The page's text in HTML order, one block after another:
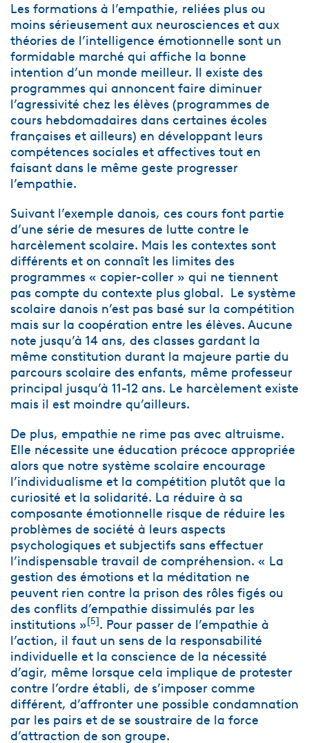
Les formations à l’empathie, reliées plus ou
moins sérieusement aux neurosciences et aux
théories de l’intelligence émotionnelle sont un
formidable marché qui affiche la bonne
intention d’un monde meilleur. Il existe des
programmes qui annoncent faire diminuer
l’agressivité chez les élèves (programmes de
cours hebdomadaires dans certaines écoles
françaises et ailleurs) en développant leurs
compétences sociales et affectives tout en
faisant dans le même geste progresser
l’empathie.
Suivant l’exemple danois, ces cours font partie
d’une série de mesures de lutte contre le
harcèlement scolaire. Mais les contextes sont
différents et on connaît les limites des
programmes « copier-coller » qui ne tiennent
pas compte du contexte plus global. Le système
scolaire danois n’est pas basé sur la compétition
mais sur la coopération entre les élèves. Aucune
note jusqu’à 14 ans, des classes gardant la
même constitution durant la majeure partie du
parcours scolaire des enfants, même professeur
principal jusqu’à 11-12 ans. Le harcèlement existe
mais il est moindre qu’ailleurs.
De plus, empathie ne rime pas avec altruisme.
Elle nécessite une éducation précoce appropriée
alors que notre système scolaire encourage
l’individualisme et la compétition plutôt que la
curiosité et la solidarité. La réduire à sa
composante émotionnelle risque de réduire les
problèmes de société à leurs aspects
psychologiques et subjectifs sans effectuer
l’indispensable travail de compréhension. « La
gestion des émotions et la méditation ne
peuvent rien contre la prison des rôles figés ou
des conflits d’empathie dissimulés par les
institutions »[5]. Pour passer de l’empathie à
l’action, il faut un sens de la responsabilité
individuelle et la conscience de la nécessité
d’agir, même lorsque cela implique de protester
contre l’ordre établi, de s’imposer comme
différent, d’affronter une possible condamnation
par les pairs et de se soustraire de la force
d’attraction de son groupe.